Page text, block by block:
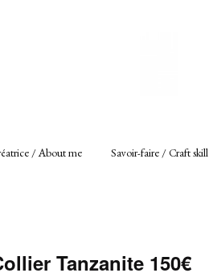
/ About me Savoir-faire / Craft skill
Tanzanite 150€